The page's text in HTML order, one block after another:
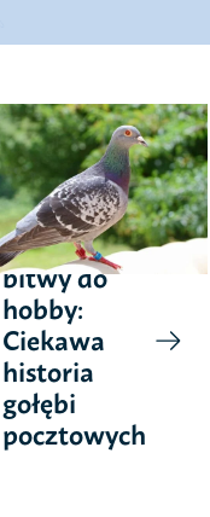
Z pola
bitwy do
hobby:
Ciekawa
historia
gołębi
pocztowych